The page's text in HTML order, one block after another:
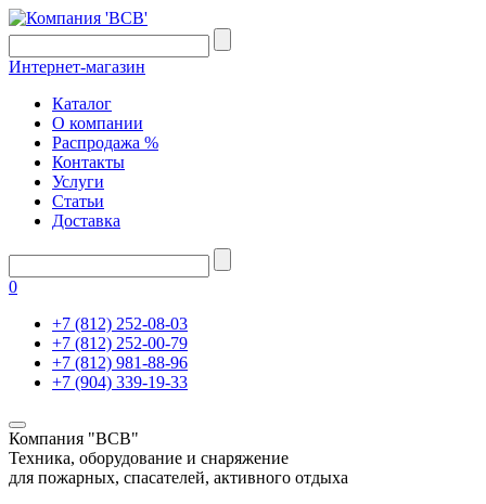
Интернет-магазин
Каталог
О компании
Распродажа %
Контакты
Услуги
Статьи
Доставка
0
+7 (812) 252-08-03
+7 (812) 252-00-79
+7 (812) 981-88-96
+7 (904) 339-19-33
Компания "ВСВ"
Техника, оборудование и снаряжение
для пожарных, спасателей, активного отдыха